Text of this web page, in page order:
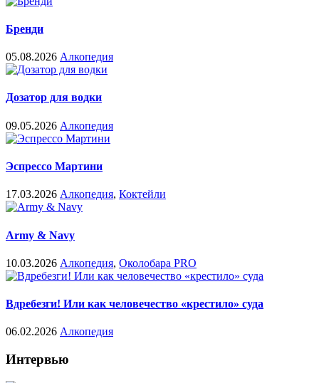
Бренди
05.08.2026 Алкопедия
Дозатор для водки
09.05.2026 Алкопедия
Эспрессо Мартини
17.03.2026 Алкопедия, Коктейли
Army & Navy
10.03.2026 Алкопедия, Околобара PRO
Вдребезги! Или как человечество «крестило» суда
06.02.2026 Алкопедия
Интервью